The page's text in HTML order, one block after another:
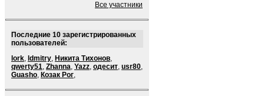
Все участники
Последние 10 зарегистрированных
пользователей:
lork, ldmitry, Никита Тихонов,
qwerty51, Zhanna, Yazz, одесит, usr80,
Guasho, Козак Рог,